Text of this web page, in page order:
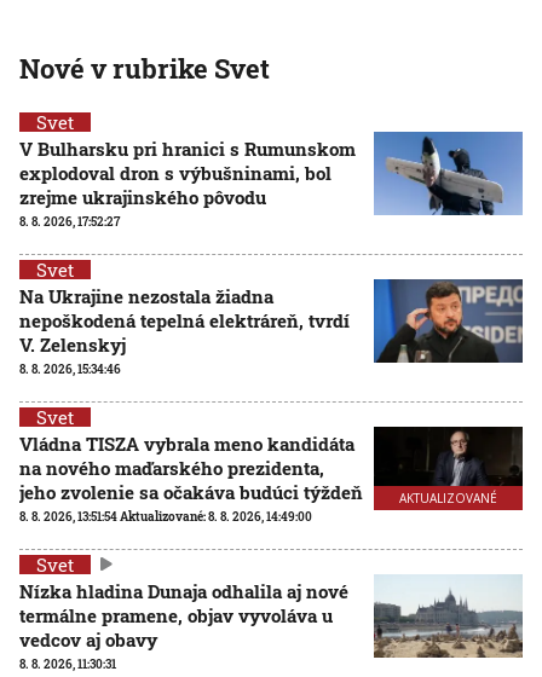
Nové v rubrike Svet
Svet
V Bulharsku pri hranici s Rumunskom
explodoval dron s výbušninami, bol
zrejme ukrajinského pôvodu
8. 8. 2026, 17:52:27
Svet
Na Ukrajine nezostala žiadna
nepoškodená tepelná elektráreň, tvrdí
V. Zelenskyj
8. 8. 2026, 15:34:46
AKTUALIZOVANÉ
Svet
Vládna TISZA vybrala meno kandidáta
na nového maďarského prezidenta,
jeho zvolenie sa očakáva budúci týždeň
8. 8. 2026, 13:51:54Aktualizované:8. 8. 2026, 14:49:00
Svet
Nízka hladina Dunaja odhalila aj nové
termálne pramene, objav vyvoláva u
vedcov aj obavy
8. 8. 2026, 11:30:31